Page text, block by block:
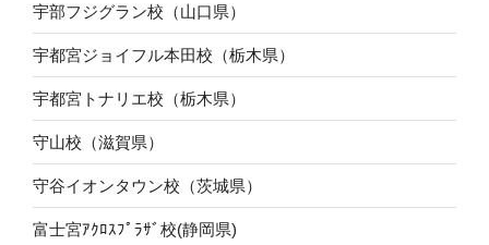
宇部フジグラン校（山口県）
宇都宮ジョイフル本田校（栃木県）
宇都宮トナリエ校（栃木県）
守山校（滋賀県）
守谷イオンタウン校（茨城県）
富士宮ｱｸﾛｽﾌﾟﾗｻﾞ校(静岡県)